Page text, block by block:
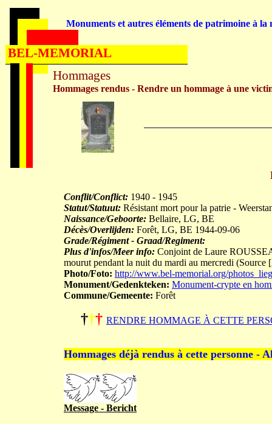
Conflit/Conflict: 1940 - 1945
Statut/Statuut: Résistant mort pour la patrie -
Naissance/Geboorte: Bellaire, LG, BE
Décès/Overlijden: Forêt, LG, BE 1944-09-06
Grade/Régiment - Graad/Regiment:
Plus d'infos/Meer info: Conjoint de Laure
mourut pendant la nuit du mardi au mercredi (Source
Photo/Foto: http://www.bel-memorial.org/
Monument/Gedenkteken: Monument-crypte en
Commune/Gemeente: Forêt
††† RENDRE HOMMAGE À CETTE
Hommages déjà rendus à cette personne -
Message - Bericht
Hommages
Hommages rendus - Rendre un hommage à une
Monuments et autres éléments de patrimoine à la
BEL-MEMORIAL